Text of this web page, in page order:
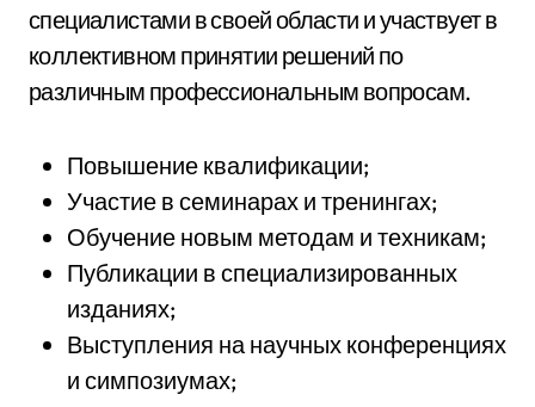
специалистами в своей области и участвует в
коллективном принятии решений по
различным профессиональным вопросам.
Повышение квалификации;
Участие в семинарах и тренингах;
Обучение новым методам и техникам;
Публикации в специализированных
изданиях;
Выступления на научных конференциях
и симпозиумах;